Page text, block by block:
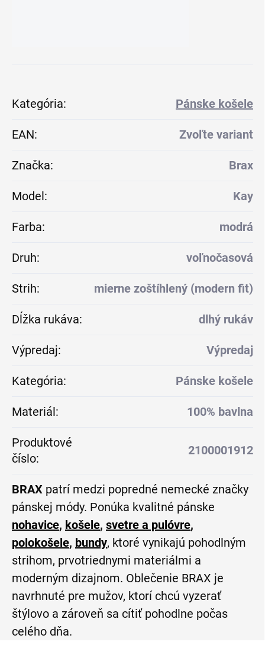
Kategória: Pánske košele
EAN: Zvoľte variant
Značka: Brax
Model: Kay
Farba: modrá
Druh: voľnočasová
Strih: mierne zoštíhlený (modern fit)
Dĺžka rukáva: dlhý rukáv
Výpredaj: Výpredaj
Kategória: Pánske košele
Materiál: 100% bavlna
Produktové
číslo:
2100001912
BRAX patrí medzi popredné nemecké značky
pánskej módy. Ponúka kvalitné pánske
nohavice, košele, svetre a pulóvre,
polokošele, bundy, ktoré vynikajú pohodlným
strihom, prvotriednymi materiálmi a
moderným dizajnom. Oblečenie BRAX je
navrhnuté pre mužov, ktorí chcú vyzerať
štýlovo a zároveň sa cítiť pohodlne počas
celého dňa.